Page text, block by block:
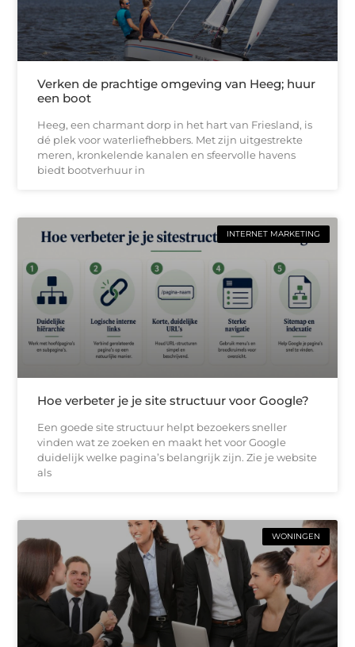
Verken de prachtige omgeving van Heeg; huur
een boot
Heeg, een charmant dorp in het hart van Friesland, is
dé plek voor waterliefhebbers. Met zijn uitgestrekte
meren, kronkelende kanalen en sfeervolle havens
biedt bootverhuur in
INTERNET MARKETING
Hoe verbeter je je site structuur voor Google?
Een goede site structuur helpt bezoekers sneller
vinden wat ze zoeken en maakt het voor Google
duidelijk welke pagina’s belangrijk zijn. Zie je website
als
WONINGEN